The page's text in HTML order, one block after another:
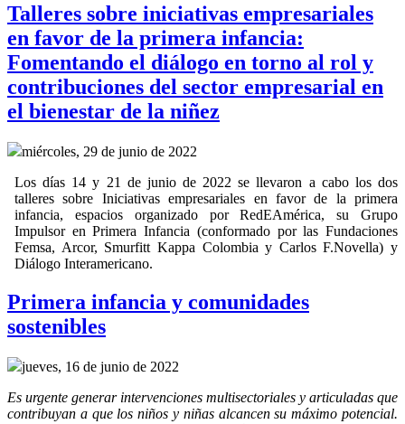
Talleres sobre iniciativas empresariales
en favor de la primera infancia:
Fomentando el diálogo en torno al rol y
contribuciones del sector empresarial en
el bienestar de la niñez
miércoles, 29 de junio de 2022
Los días 14 y 21 de junio de 2022 se llevaron a cabo los dos
talleres sobre Iniciativas empresariales en favor de la primera
infancia, espacios organizado por RedEAmérica, su Grupo
Impulsor en Primera Infancia (conformado por las Fundaciones
Femsa, Arcor, Smurfitt Kappa Colombia y Carlos F.Novella) y
Diálogo Interamericano.
Primera infancia y comunidades
sostenibles
jueves, 16 de junio de 2022
Es urgente generar intervenciones multisectoriales y articuladas que
contribuyan a que los niños y niñas alcancen su máximo potencial.